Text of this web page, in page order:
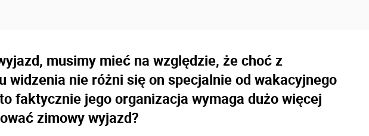
musimy mieć na względzie, że choć z
widzenia nie różni się on specjalnie od wakacyjnego
faktycznie jego organizacja wymaga dużo więcej
zimowy wyjazd?